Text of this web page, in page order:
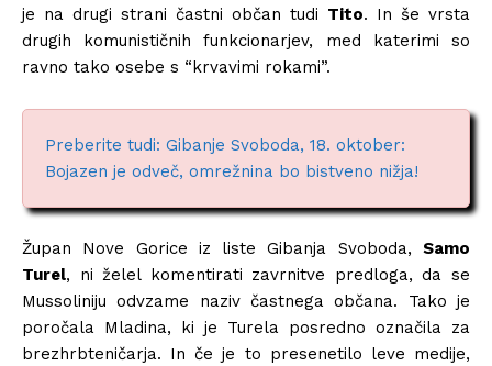
je na drugi strani častni občan tudi Tito. In še vrsta
drugih komunističnih funkcionarjev, med katerimi so
ravno tako osebe s “krvavimi rokami”.
Preberite tudi: Gibanje Svoboda, 18. oktober:
Bojazen je odveč, omrežnina bo bistveno nižja!
Župan Nove Gorice iz liste Gibanja Svoboda, Samo
Turel, ni želel komentirati zavrnitve predloga, da se
Mussoliniju odvzame naziv častnega občana. Tako je
poročala Mladina, ki je Turela posredno označila za
brezhrbteničarja. In če je to presenetilo leve medije,